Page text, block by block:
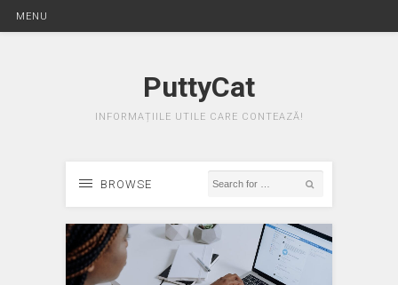
MENU
PuttyCat
INFORMAȚIILE UTILE CARE CONTEAZĂ!
BROWSE